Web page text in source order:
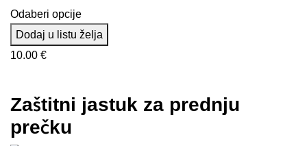
Odaberi opcije
Dodaj u listu želja
10.00 €
Zaštitni jastuk za prednju
prečku